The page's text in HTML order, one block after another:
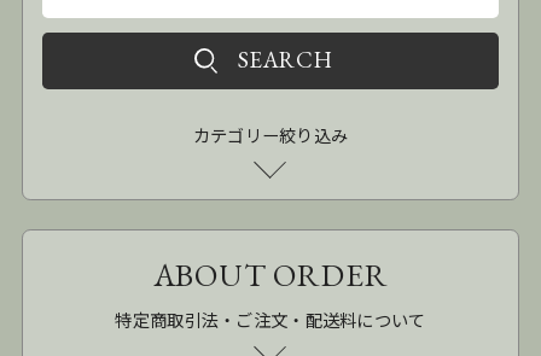
カテゴリー絞り込み
ABOUT ORDER
特定商取引法・ご注文・配送料について